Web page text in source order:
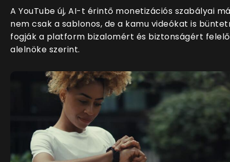
A YouTube új, AI-t érintő monetizációs szabályai
nem csak a sablonos, de a kamu videókat is
fogják a platform bizalomért és biztonságért
alelnöke szerint.